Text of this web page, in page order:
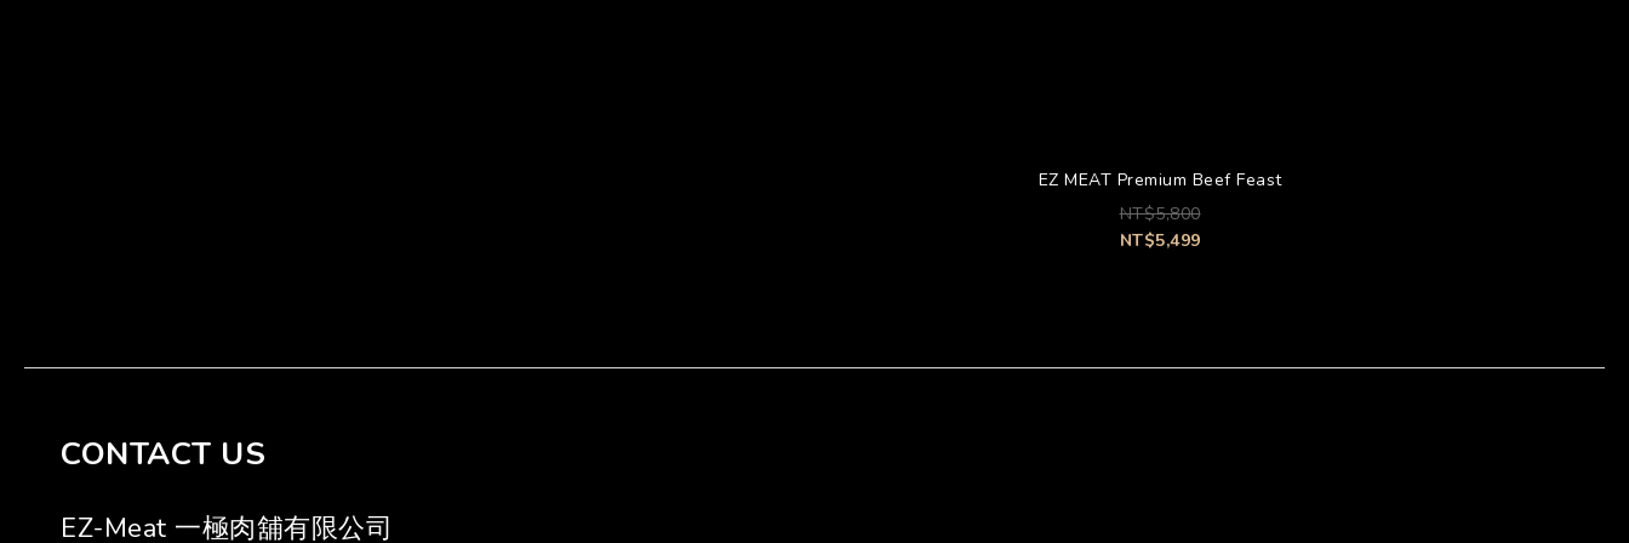
EZ MEAT Premium Beef Feast
NT$5,800
NT$5,499
CONTACT US
EZ-Meat 一極肉舖有限公司